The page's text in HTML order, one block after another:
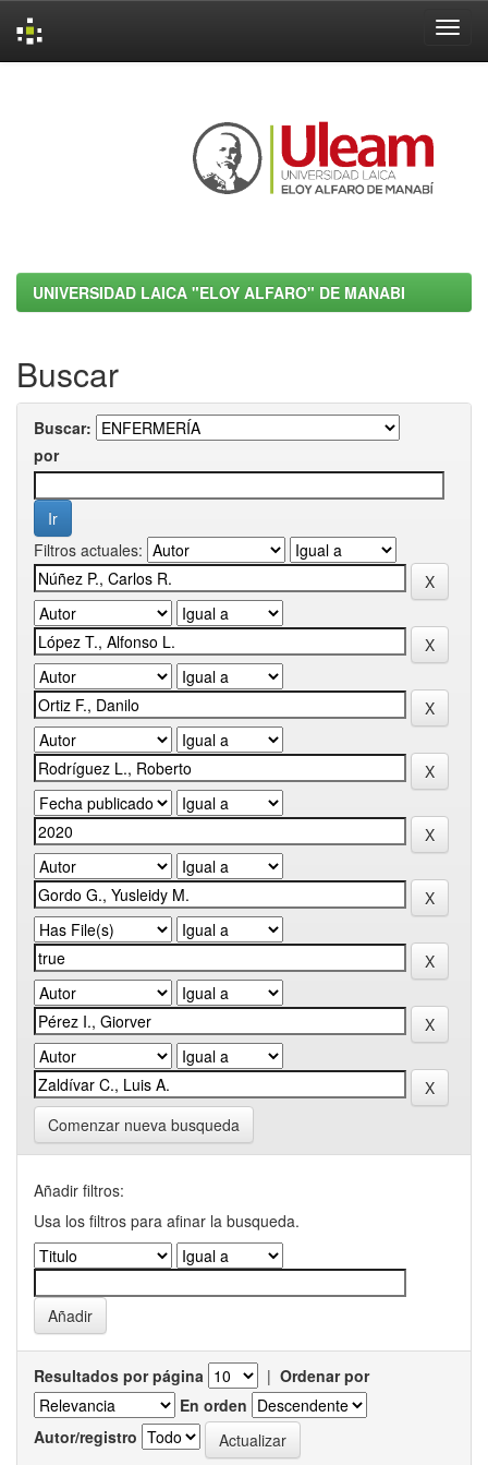
UNIVERSIDAD LAICA "ELOY ALFARO" DE MANABI
Buscar
Buscar:
por
Filtros actuales:
Comenzar nueva busqueda
Añadir filtros:
Usa los filtros para afinar la busqueda.
Resultados por página | Ordenar por
En orden
Autor/registro